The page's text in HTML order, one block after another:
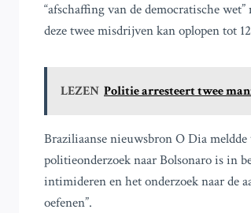
“afschaffing van de democratische
deze twee misdrijven kan oplopen tot
LEZEN Politie arresteert twee
Braziliaanse nieuwsbron O Dia meldde
politieonderzoek naar Bolsonaro is in
intimideren en het onderzoek naar de
oefenen”.